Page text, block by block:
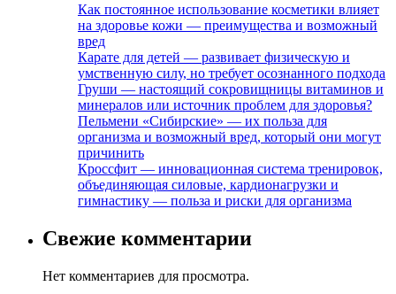
Как постоянное использование косметики влияет
на здоровье кожи — преимущества и возможный
вред
Карате для детей — развивает физическую и
умственную силу, но требует осознанного подхода
Груши — настоящий сокровищницы витаминов и
минералов или источник проблем для здоровья?
Пельмени «Сибирские» — их польза для
организма и возможный вред, который они могут
причинить
Кроссфит — инновационная система тренировок,
объединяющая силовые, кардионагрузки и
гимнастику — польза и риски для организма
Свежие комментарии
Нет комментариев для просмотра.